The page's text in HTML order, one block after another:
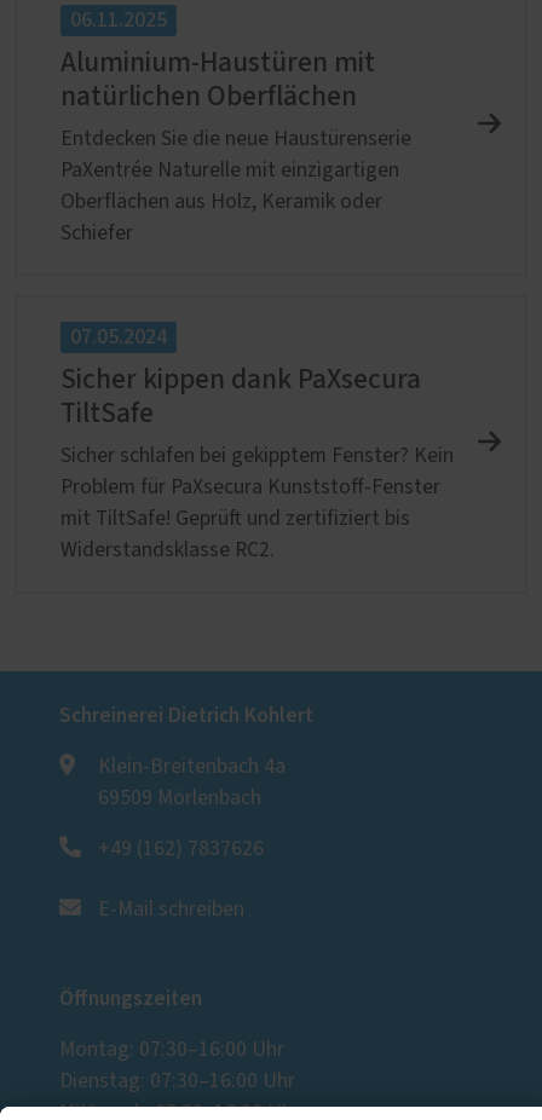
06.11.2025
Aluminium-Haustüren mit
natürlichen Oberflächen
Entdecken Sie die neue Haustürenserie
PaXentrée Naturelle mit einzigartigen
Oberflächen aus Holz, Keramik oder
Schiefer
07.05.2024
Sicher kippen dank PaXsecura
TiltSafe
Sicher schlafen bei gekipptem Fenster? Kein
Problem für PaXsecura Kunststoff-Fenster
mit TiltSafe! Geprüft und zertifiziert bis
Widerstandsklasse RC2.
Schreinerei Dietrich Kohlert
Klein-Breitenbach 4a
69509 Mörlenbach
+49 (162) 7837626
E-Mail schreiben
Öffnungszeiten
Montag: 07:30–16:00 Uhr
Dienstag: 07:30–16:00 Uhr
Mittwoch: 07:30–16:00 Uhr